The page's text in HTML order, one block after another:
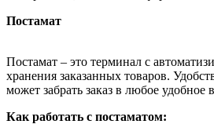
Постамат
Постамат – это терминал с
хранения заказанных товаров.
может забрать заказ в любое удобное
Как работать с постаматом: